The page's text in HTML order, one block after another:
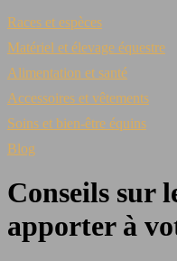
Races et espèces
Matériel et élevage équestre
Alimentation et santé
Accessoires et vêtements
Soins et bien-être équins
Blog
Conseils sur
apporter à